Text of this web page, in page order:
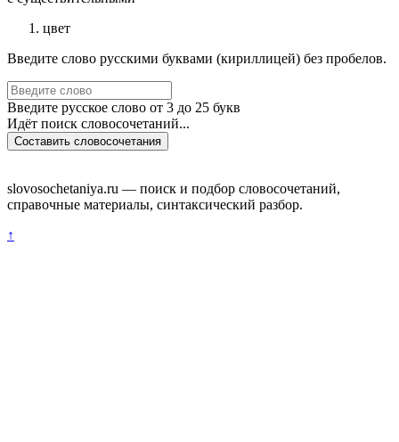
цвет
Введите слово русскими буквами (кириллицей) без пробелов.
Введите русское слово от 3 до 25 букв
Идёт поиск словосочетаний...
Составить словосочетания
slovosochetaniya.ru — поиск и подбор словосочетаний,
справочные материалы, синтаксический разбор.
↑